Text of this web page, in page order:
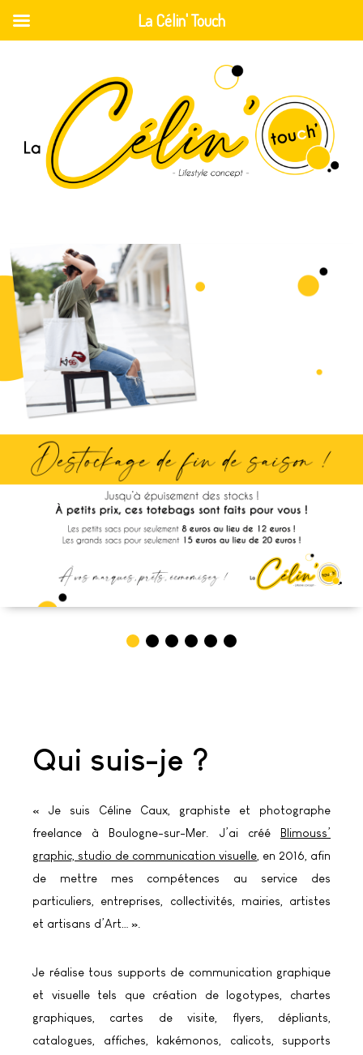
Qui suis-je ?
« Je suis Céline Caux, graphiste et photographe
freelance à Boulogne-sur-Mer. J’ai créé Blimouss’
graphic, studio de communication visuelle, en 2016, afin
de mettre mes compétences au service des
particuliers, entreprises, collectivités, mairies, artistes
et artisans d’Art… ».
Je réalise tous supports de communication graphique
et visuelle tels que création de logotypes, chartes
graphiques, cartes de visite, flyers, dépliants,
catalogues, affiches, kakémonos, calicots, supports
La Célin' Touch